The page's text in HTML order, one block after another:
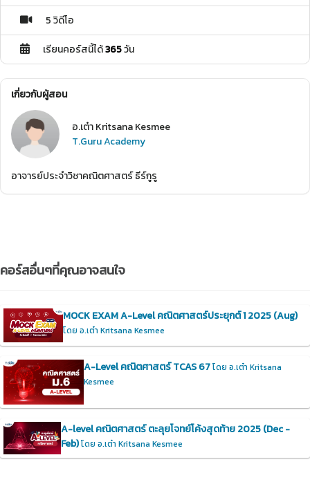
5 วิดีโอ
เรียนคอร์สนี้ได้365วัน
เกี่ยวกับผู้สอน
อ.เต๋า Kritsana Kesmee
T.Guru Academy
อาจารย์ประจำวิชาคณิตศาสตร์ ธีร์กูรู
คอร์สอื่นๆที่คุณอาจสนใจ
MOCK EXAM A-Level คณิตศาสตร์ประยุกต์ 1 2025 (Aug)
โดย อ.เต๋า Kritsana Kesmee
A-Level คณิตศาสตร์ TCAS 67โดย อ.เต๋า Kritsana
Kesmee
A-level คณิตศาสตร์ ตะลุยโจทย์โค้งสุดท้าย 2025 (Dec -
Feb)โดย อ.เต๋า Kritsana Kesmee